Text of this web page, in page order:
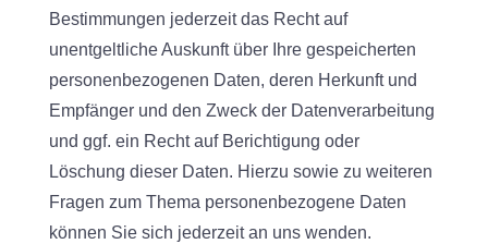
Bestimmungen jederzeit das Recht auf
unentgeltliche Auskunft über Ihre gespeicherten
personenbezogenen Daten, deren Herkunft und
Empfänger und den Zweck der Datenverarbeitung
und ggf. ein Recht auf Berichtigung oder
Löschung dieser Daten. Hierzu sowie zu weiteren
Fragen zum Thema personenbezogene Daten
können Sie sich jederzeit an uns wenden.